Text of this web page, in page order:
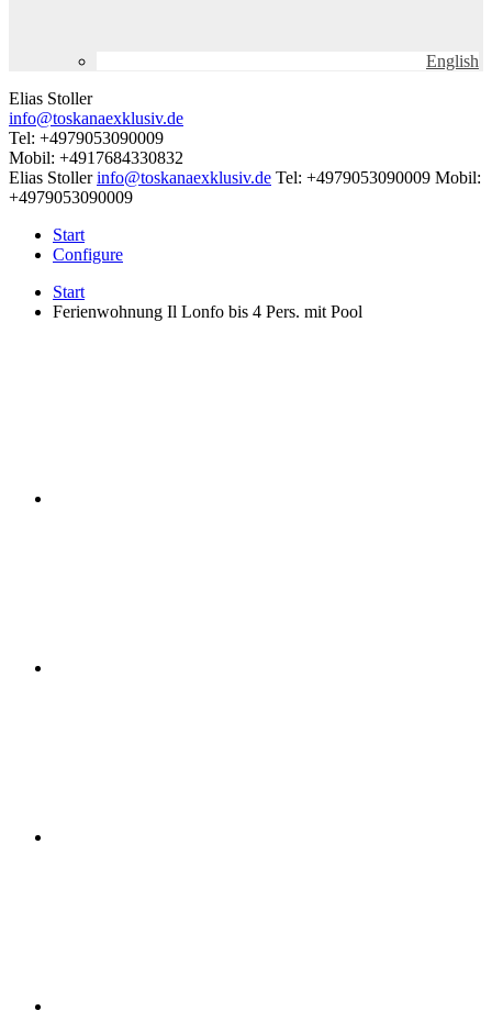
English
Elias Stoller
info@toskanaexklusiv.de
Tel: +4979053090009
Mobil: +4917684330832
Elias Stoller info@toskanaexklusiv.de Tel: +4979053090009 Mobil:
+4979053090009
Start
Configure
Start
Ferienwohnung Il Lonfo bis 4 Pers. mit Pool